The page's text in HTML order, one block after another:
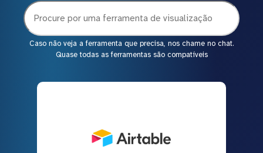
Caso não veja a ferramenta que precisa, nos chame no chat.
Quase todas as ferramentas são compatíveis